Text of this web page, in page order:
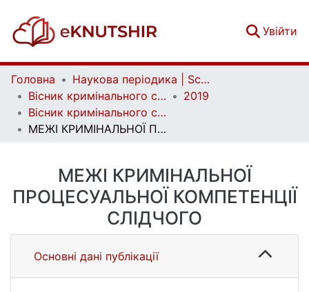
Увійти
Головна
Наукова періодика | Scientific periodicals
Вісник кримінального судочинства | Herald of criminal justice
2019
Вісник кримінального судочинства. № 2
МЕЖІ КРИМІНАЛЬНОЇ ПРОЦЕСУАЛЬНОЇ КОМПЕТЕНЦІЇ СЛІДЧОГО
МЕЖІ КРИМІНАЛЬНОЇ
ПРОЦЕСУАЛЬНОЇ КОМПЕТЕНЦІЇ
СЛІДЧОГО
Основні дані публікації